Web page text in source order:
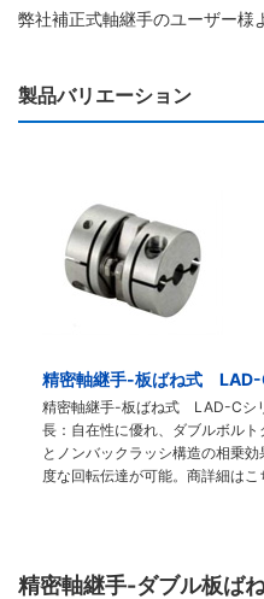
弊社補正式軸継手のユーザー様
製品バリエーション
精密軸継手-板ばね式 LAD-
精密軸継手-板ばね式 LAD-C
長：自在性に優れ、ダブルボルト
とノンバックラッシ構造の相乗
度な回転伝達が可能。商詳細はこ
精密軸継手-ダブル板ば